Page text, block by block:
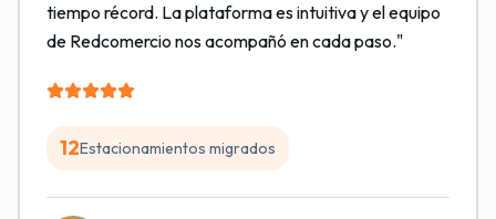
tiempo récord. La plataforma es intuitiva y el equipo
de Redcomercio nos acompañó en cada paso."
12Estacionamientos migrados